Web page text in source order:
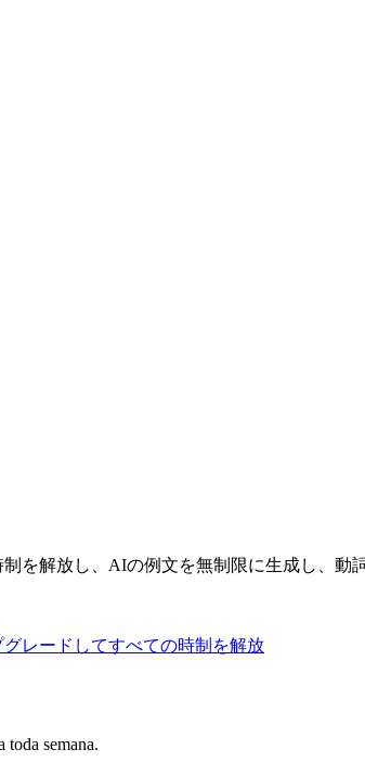
を解放し、AIの例文を無制限に生成し、動
グレードしてすべての時制を解放
toda semana.